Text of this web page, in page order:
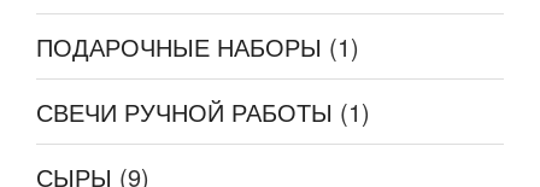
ПОДАРОЧНЫЕ НАБОРЫ (1)
СВЕЧИ РУЧНОЙ РАБОТЫ (1)
СЫРЫ (9)